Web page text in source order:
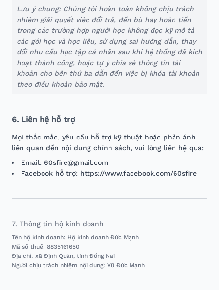
Lưu ý chung: Chúng tôi hoàn toàn không chịu trách
nhiệm giải quyết việc đổi trả, đền bù hay hoàn tiền
trong các trường hợp người học không đọc kỹ mô tả
các gói học và học liệu, sử dụng sai hướng dẫn, thay
đổi nhu cầu học tập cá nhân sau khi hệ thống đã kích
hoạt thành công, hoặc tự ý chia sẻ thông tin tài
khoản cho bên thứ ba dẫn đến việc bị khóa tài khoản
theo điều khoản bảo mật.
6. Liên hệ hỗ trợ
Mọi thắc mắc, yêu cầu hỗ trợ kỹ thuật hoặc phản ánh
liên quan đến nội dung chính sách, vui lòng liên hệ qua:
Email: 60sfire@gmail.com
Facebook hỗ trợ: https://www.facebook.com/60sfire
7. Thông tin hộ kinh doanh
Tên hộ kinh doanh: Hộ kinh doanh Đức Mạnh
Mã số thuế: 8835161650
Địa chỉ: xã Định Quán, tỉnh Đồng Nai
Người chịu trách nhiệm nội dung: Vũ Đức Mạnh